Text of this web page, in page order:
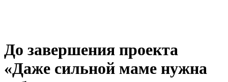
До завершения проекта
«Даже сильной маме нужна